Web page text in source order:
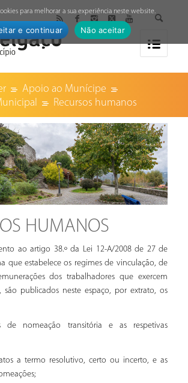
Apoio ao Munícipe
Recursos humanos
HUMANOS
ao artigo 38.º da Lei 12-A/2008 de 27 de
que estabelece os regimes de vinculação, de
dos trabalhadores que exercem
são publicados neste espaço, por extrato, os
nomeação transitória e as respetivas
a termo resolutivo, certo ou incerto, e as
para melhorar a sua experiência neste website.
e continuar Não aceitar